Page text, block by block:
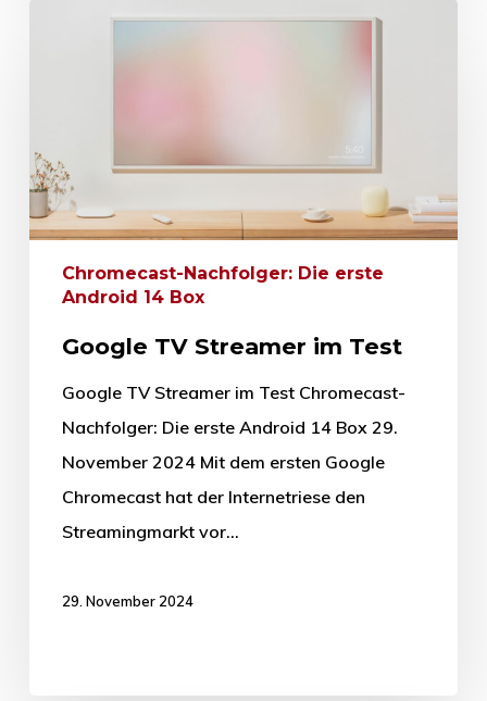
Chromecast-Nachfolger: Die erste
Android 14 Box
Google TV Streamer im Test
Google TV Streamer im Test Chromecast-
Nachfolger: Die erste Android 14 Box 29.
November 2024 Mit dem ersten Google
Chromecast hat der Internetriese den
Streamingmarkt vor…
29. November 2024